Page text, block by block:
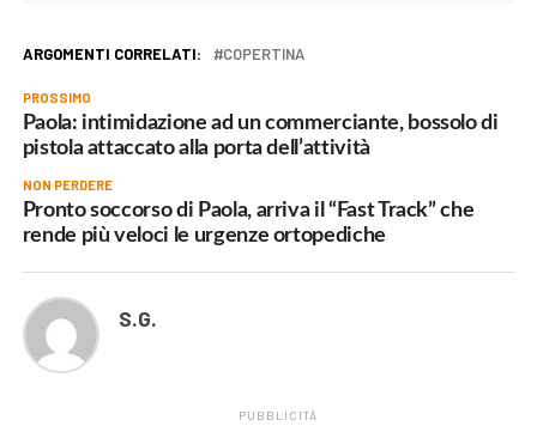
ARGOMENTI CORRELATI: COPERTINA
PROSSIMO
Paola: intimidazione ad un commerciante, bossolo di
pistola attaccato alla porta dell’attività
NON PERDERE
Pronto soccorso di Paola, arriva il “Fast Track” che
rende più veloci le urgenze ortopediche
S.G.
PUBBLICITÀ